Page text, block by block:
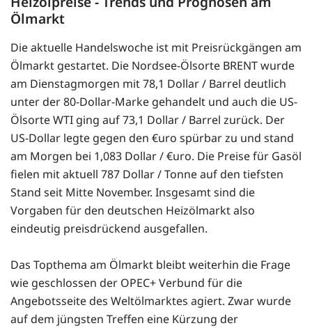
Ölmarkt
Die aktuelle Handelswoche ist mit Preisrückgängen am
Ölmarkt gestartet. Die Nordsee-Ölsorte BRENT wurde
am Dienstagmorgen mit 78,1 Dollar / Barrel deutlich
unter der 80-Dollar-Marke gehandelt und auch die US-
Ölsorte WTI ging auf 73,1 Dollar / Barrel zurück. Der
US-Dollar legte gegen den €uro spürbar zu und stand
am Morgen bei 1,083 Dollar / €uro. Die Preise für Gasöl
fielen mit aktuell 787 Dollar / Tonne auf den tiefsten
Stand seit Mitte November. Insgesamt sind die
Vorgaben für den deutschen Heizölmarkt also
eindeutig preisdrückend ausgefallen.
Das Topthema am Ölmarkt bleibt weiterhin die Frage
wie geschlossen der OPEC+ Verbund für die
Angebotsseite des Weltölmarktes agiert. Zwar wurde
auf dem jüngsten Treffen eine Kürzung der